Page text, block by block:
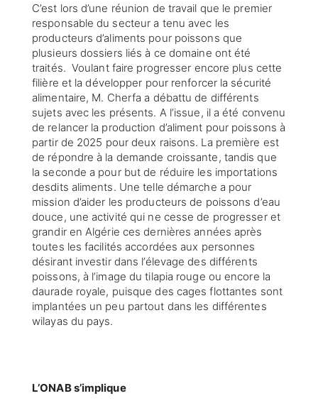
C’est lors d’une réunion de travail que le premier
responsable du secteur a tenu avec les
producteurs d’aliments pour poissons que
plusieurs dossiers liés à ce domaine ont été
traités. Voulant faire progresser encore plus cette
filière et la développer pour renforcer la sécurité
alimentaire, M. Cherfa a débattu de différents
sujets avec les présents. A l’issue, il a été convenu
de relancer la production d’aliment pour poissons à
partir de 2025 pour deux raisons. La première est
de répondre à la demande croissante, tandis que
la seconde a pour but de réduire les importations
desdits aliments. Une telle démarche a pour
mission d’aider les producteurs de poissons d’eau
douce, une activité qui ne cesse de progresser et
grandir en Algérie ces dernières années après
toutes les facilités accordées aux personnes
désirant investir dans l’élevage des différents
poissons, à l’image du tilapia rouge ou encore la
daurade royale, puisque des cages flottantes sont
implantées un peu partout dans les différentes
wilayas du pays.
L’ONAB s’implique